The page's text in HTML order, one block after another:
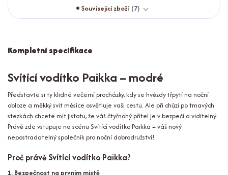
Související zboží 7
Kompletní specifikace
Svítící vodítko Paikka – modré
Představte si ty klidné večerní procházky, kdy se hvězdy třpytí na noční
obloze a měkký svit měsíce osvětluje vaši cestu. Ale při chůzi po tmavých
stezkách chcete mít jistotu, že váš čtyřnohý přítel je v bezpečí a viditelný.
Právě zde vstupuje na scénu Svítící vodítko Paikka – váš nový
nepostradatelný společník pro noční dobrodružství!
Proč právě Svítící vodítko Paikka?
1. Bezpečnost na prvním místě